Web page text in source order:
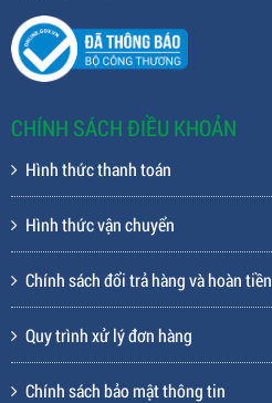
CHÍNH SÁCH ĐIỀU KHOẢN
Hình thức thanh toán
Hình thức vận chuyển
Chính sách đổi trả hàng và hoàn tiền
Quy trình xử lý đơn hàng
Chính sách bảo mật thông tin